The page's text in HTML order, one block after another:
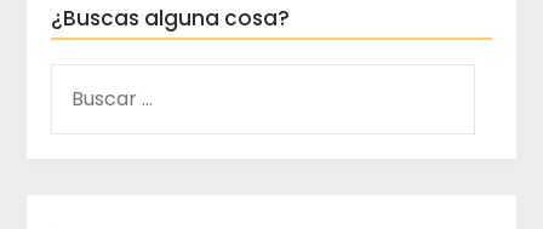
¿Buscas alguna cosa?